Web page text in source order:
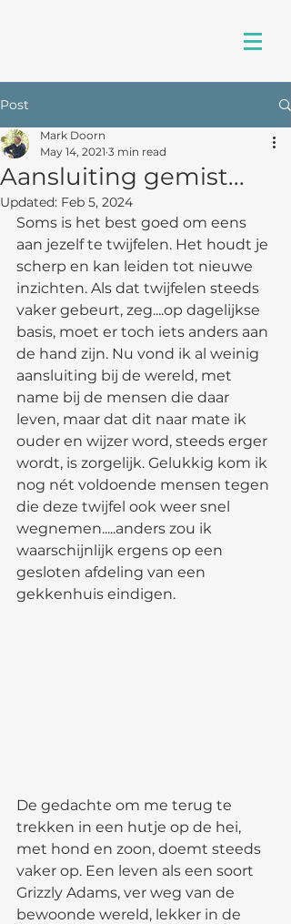
Post
Aansluiting gemist...
Mark Doorn
May 14, 2021 3 min read
Updated: Feb 5, 2024
Soms is het best goed om eens
aan jezelf te twijfelen. Het houdt je
scherp en kan leiden tot nieuwe
inzichten. Als dat twijfelen steeds
vaker gebeurt, zeg....op dagelijkse
basis, moet er toch iets anders aan
de hand zijn. Nu vond ik al weinig
aansluiting bij de wereld, met
name bij de mensen die daar
leven, maar dat dit naar mate ik
ouder en wijzer word, steeds erger
wordt, is zorgelijk. Gelukkig kom ik
nog nét voldoende mensen tegen
die deze twijfel ook weer snel
wegnemen.....anders zou ik
waarschijnlijk ergens op een
gesloten afdeling van een
gekkenhuis eindigen.
De gedachte om me terug te
trekken in een hutje op de hei,
met hond en zoon, doemt steeds
vaker op. Een leven als een soort
Grizzly Adams, ver weg van de
bewoonde wereld, lekker in de